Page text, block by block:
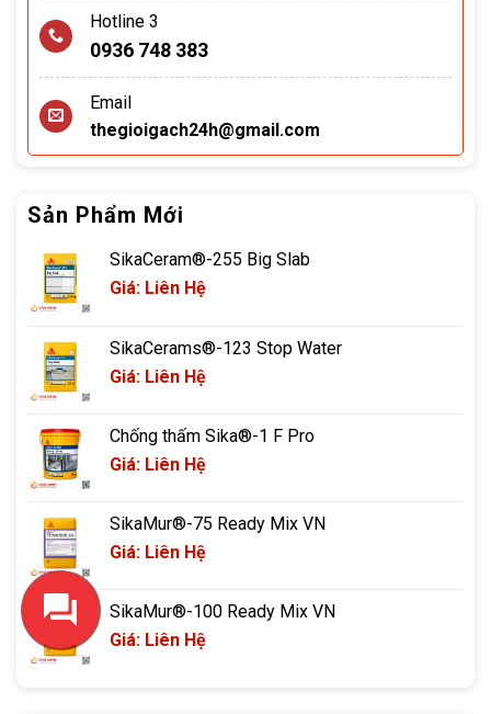
Hotline 3
0936 748 383
Email
thegioigach24h@gmail.com
Sản Phẩm Mới
SikaCeram®-255 Big Slab
Giá: Liên Hệ
SikaCerams®-123 Stop Water
Giá: Liên Hệ
Chống thấm Sika®-1 F Pro
Giá: Liên Hệ
SikaMur®-75 Ready Mix VN
Giá: Liên Hệ
SikaMur®-100 Ready Mix VN
Giá: Liên Hệ